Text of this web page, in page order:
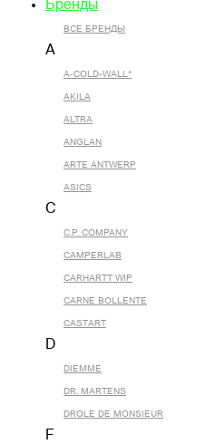
Бренды
ВСЕ БРЕНДЫ
A
A-COLD-WALL*
AKILA
ALTRA
ANGLAN
ARTE ANTWERP
ASICS
C
C.P. COMPANY
CAMPERLAB
CARHARTT WIP
CARNE BOLLENTE
CASTART
D
DIEMME
DR. MARTENS
DROLE DE MONSIEUR
F